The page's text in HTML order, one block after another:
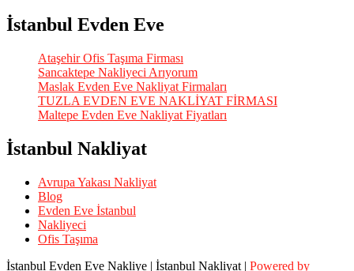
İstanbul Evden Eve
Ataşehir Ofis Taşıma Firması
Sancaktepe Nakliyeci Arıyorum
Maslak Evden Eve Nakliyat Firmaları
TUZLA EVDEN EVE NAKLİYAT FİRMASI
Maltepe Evden Eve Nakliyat Fiyatları
İstanbul Nakliyat
Avrupa Yakası Nakliyat
Blog
Evden Eve İstanbul
Nakliyeci
Ofis Taşıma
İstanbul Evden Eve Nakliye | İstanbul Nakliyat | Powered by